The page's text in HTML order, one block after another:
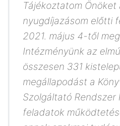
Tájékoztatom Önöket
nyugdíjazásom előtti
2021. május 4-től
Intézményünk az
összesen 331
megállapodást a
Szolgáltató
feladatok